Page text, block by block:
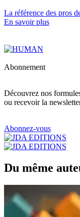
La référence des pros
En savoir plus
Abonnement
Découvrez nos
ou recevoir la
Abonnez-vous
Du même